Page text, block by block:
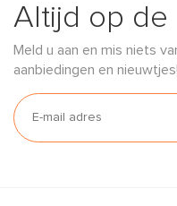
Altijd op de
Meld u aan en mis niets
aanbiedingen en nieuwtjes!